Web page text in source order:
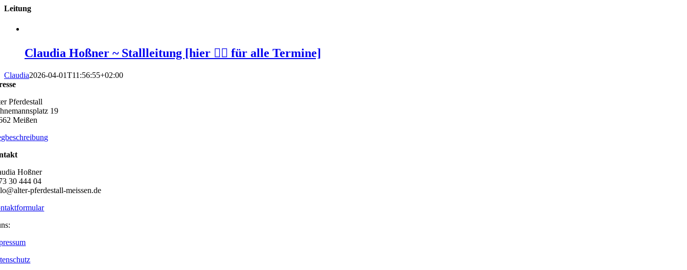
Leitung
Claudia Hoßner ~ Stallleitung [hier 👆🏻 für alle Termine]
Claudia2026-04-01T11:56:55+02:00
Pferdestall
19
Meißen
Hoßner
30 444 04
pferdestall-meissen.de